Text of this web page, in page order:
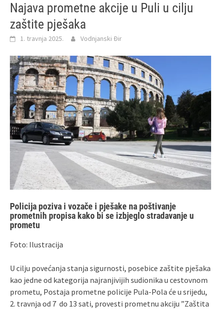
Najava prometne akcije u Puli u cilju
zaštite pješaka
1. travnja 2025. Vodnjanski Đir
Policija poziva i vozače i pješake na poštivanje
prometnih propisa kako bi se izbjeglo stradavanje u
prometu
Foto: Ilustracija
U cilju povećanja stanja sigurnosti, posebice zaštite pješaka
kao jedne od kategorija najranjivijih sudionika u cestovnom
prometu, Postaja prometne policije Pula-Pola će u srijedu,
2. travnja od 7 do 13 sati, provesti prometnu akciju ”Zaštita